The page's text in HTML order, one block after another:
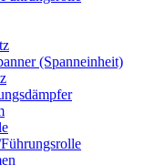
(Spanneinheit)